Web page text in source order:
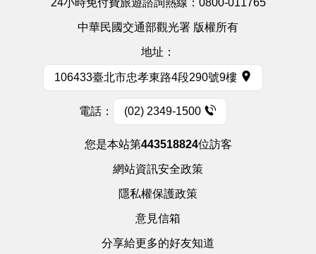
24小時免付費旅遊諮詢熱線： 0800-011765
中華民國交通部觀光署 版權所有
地址：
106433臺北市忠孝東路4段290號9樓
電話： (02) 2349-1500
您是本站第443518824位訪客
網站資訊安全政策
隱私權保護政策
意見信箱
分享給更多的好友知道